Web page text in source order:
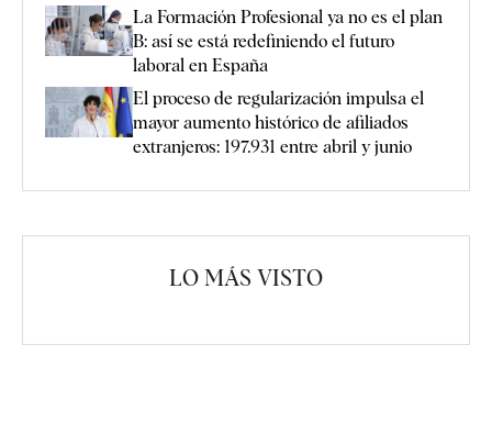
La Formación Profesional ya no es el plan
B: así se está redefiniendo el futuro
laboral en España
El proceso de regularización impulsa el
mayor aumento histórico de afiliados
extranjeros: 197.931 entre abril y junio
LO MÁS VISTO